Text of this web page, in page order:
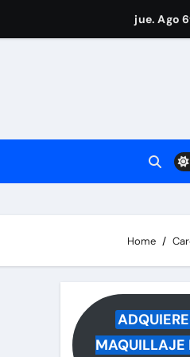
reaparece tras rumores
marido reacciona a la noticia
jue. Ago
Home
MAQUILLAJE